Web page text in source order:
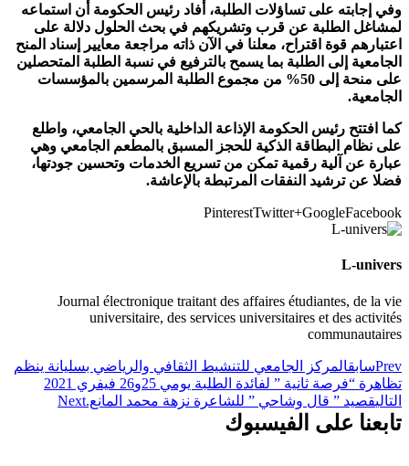
وفي إجابته على تساؤلات الطلبة، أفاد رئيس الحكومة أن استماعه
لمشاغل الطلبة عن قرب وتشريكهم في بحث الحلول دلالة على
اعتبارهم قوة اقتراح، معلنا في الآن ذاته مراجعة معايير إسناد المنح
الجامعية إلى الطلبة بما يسمح بالترفيع في نسبة الطلبة المتحصلين
على منحة إلى 50% من مجموع الطلبة المرسمين بالمؤسسات
الجامعية.
كما افتتح رئيس الحكومة الإذاعة الداخلية بالحي الجامعي، واطلع
على نظام البطاقة الذكية للحجز المسبق بالمطعم الجامعي وهي
عبارة عن آلية رقمية تمكن من تسريع الخدمات وتحسين جودتها،
فضلا عن ترشيد النفقات المرتبطة بالإعاشة.
Facebook
Google+
Twitter
Pinterest
L-univers
Journal électronique traitant des affaires étudiantes, de la vie
universitaire, des services universitaires et des activités
communautaires
Prevسابقالمركز الجامعي للتنشيط الثقافي والرياضي بسليانة ينظم
تظاهرة “فرصة ثانية ” لفائدة الطلبة يومي 25و26 فيفري 2021
التاليقصيد ” قال وشاحي ” للشاعرة نزهة محمد المانع.Next
تابعنا على الفيسبوك